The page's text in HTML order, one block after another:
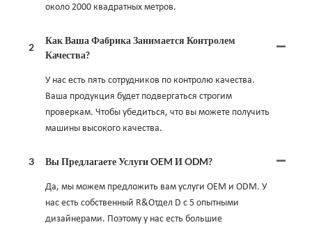
около 2000 квадратных метров.
2
Как Ваша Фабрика Занимается Контролем
Качества?
У нас есть пять сотрудников по контролю качества.
Ваша продукция будет подвергаться строгим
проверкам. Чтобы убедиться, что вы можете получить
машины высокого качества.
3 Вы Предлагаете Услуги OEM И ODM?
Да, мы можем предложить вам услуги OEM и ODM. У
нас есть собственный R&Отдел D с 5 опытными
дизайнерами. Поэтому у нас есть большие